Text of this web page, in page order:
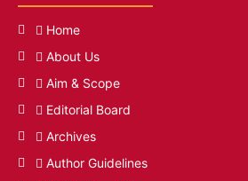
Home
About Us
Aim & Scope
Editorial Board
Archives
Author Guidelines